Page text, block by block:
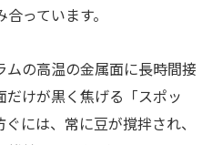
っています。
の高温の金属面に長時間接
けが黒く焦げる「スポッ
には、常に豆が撹拌され、